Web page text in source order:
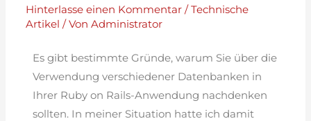
Hinterlasse einen Kommentar /Technische
Artikel / VonAdministrator
Es gibt bestimmte Gründe, warum Sie über die
Verwendung verschiedener Datenbanken in
Ihrer Ruby on Rails-Anwendung nachdenken
sollten. In meiner Situation hatte ich damit